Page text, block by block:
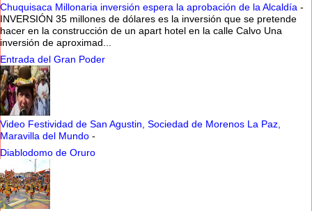
Chuquisaca Millonaria inversión espera la aprobación de la Alcaldía -
INVERSIÓN 35 millones de dólares es la inversión que se pretende
hacer en la construcción de un apart hotel en la calle Calvo Una
inversión de aproximad...
Entrada del Gran Poder
Video Festividad de San Agustin, Sociedad de Morenos La Paz,
Maravilla del Mundo -
Diablodomo de Oruro